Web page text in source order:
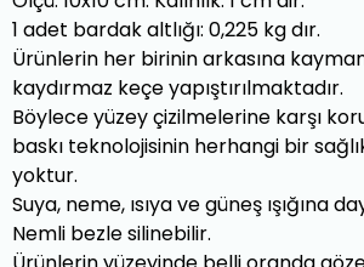
1 adet bardak altlığı: 0,225 kg dır.
Ürünlerin her birinin arkasına
kaydırmaz keçe yapıştırılmaktadır.
Böylece yüzey çizilmelerine karşı
baskı teknolojisinin herhangi bir
yoktur.
Suya, neme, ısıya ve güneş ışığına
Nemli bezle silinebilir.